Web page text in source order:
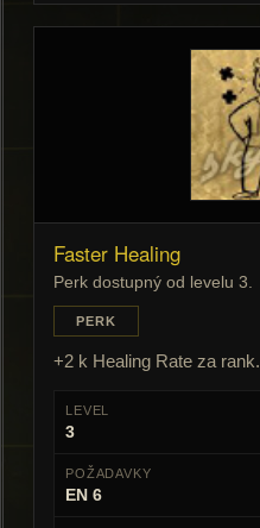
Faster Healing
Perk dostupný od levelu 3.
PERK
+2 k Healing Rate za rank.
LEVEL
3
POŽADAVKY
EN 6